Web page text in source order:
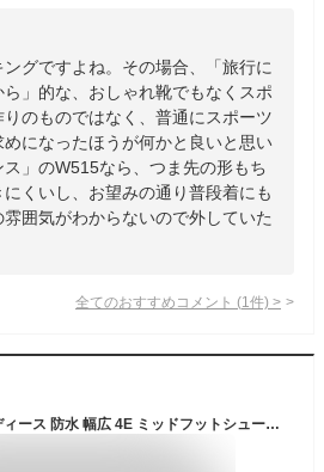
グですよね。その場合、「旅行に
」的な、おしゃれ靴でもなくスポ
のものではなく、普通にスポーツ
になったほうが何かと良いと思い
」のW515なら、つま先の形もち
くいし、お望みの通り普段着にも
囲気がわからないので外していた
全てのおすすめコメント (1 件) >
ウォーキングシューズ レディース 防水 幅広 4E ミッドフットシューズ MF191 外反母趾 ダイエット スニーカー クッション 軽量 足底腱膜炎